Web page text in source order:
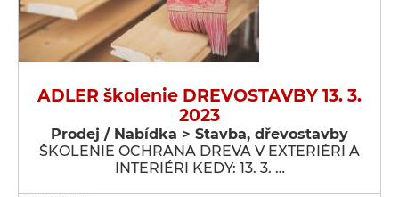
ADLER školenie DREVOSTAVBY 13. 3.
2023
Prodej / Nabídka > Stavba, dřevostavby
ŠKOLENIE OCHRANA DREVA V EXTERIÉRI A
INTERIÉRI KEDY: 13. 3. …